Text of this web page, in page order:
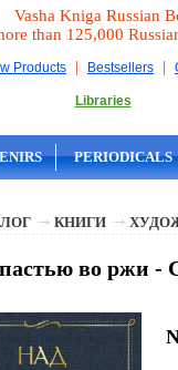
Vasha Kniga Russian
than 125,000
Products | Bestsellers |
Libraries
PERIODICALS
КНИГИ
во ржи -